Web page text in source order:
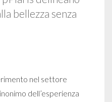
bellezza senza
nel settore
dell’esperienza